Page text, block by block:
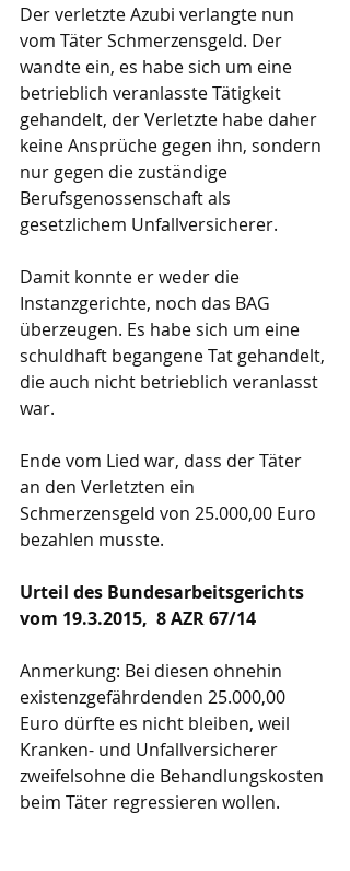
Der verletzte Azubi verlangte nun
vom Täter Schmerzensgeld. Der
wandte ein, es habe sich um eine
betrieblich veranlasste Tätigkeit
gehandelt, der Verletzte habe daher
keine Ansprüche gegen ihn, sondern
nur gegen die zuständige
Berufsgenossenschaft als
gesetzlichem Unfallversicherer.
Damit konnte er weder die
Instanzgerichte, noch das BAG
überzeugen. Es habe sich um eine
schuldhaft begangene Tat gehandelt,
die auch nicht betrieblich veranlasst
war.
Ende vom Lied war, dass der Täter
an den Verletzten ein
Schmerzensgeld von 25.000,00 Euro
bezahlen musste.
Urteil des Bundesarbeitsgerichts
vom 19.3.2015,  8 AZR 67/14
Anmerkung: Bei diesen ohnehin
existenzgefährdenden 25.000,00
Euro dürfte es nicht bleiben, weil
Kranken- und Unfallversicherer
zweifelsohne die Behandlungskosten
beim Täter regressieren wollen.